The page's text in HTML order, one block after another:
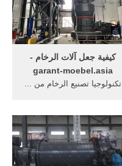
كيفية جعل آلات الرخام -
garant-moebel.asia
تكنولوجيا تصنيع الرخام من ...
الأسمنت في ...